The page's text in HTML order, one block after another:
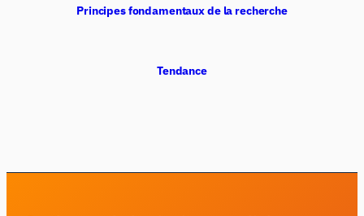
Principes fondamentaux de la recherche
Tendance